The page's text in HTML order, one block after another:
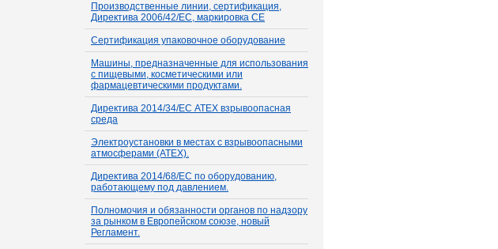
Производственные линии, сертификация,
Директива 2006/42/EC, маркировка CE
Сертификация упаковочное оборудование
Машины, предназначенные для использования
с пищевыми, косметическими или
фармацевтическими продуктами.
Директива 2014/34/ЕС ATEX взрывоопасная
среда
Электроустановки в местах с взрывоопасными
атмосферами (ATEX).
Директива 2014/68/ЕС по оборудованию,
работающему под давлением.
Полномочия и обязанности органов по надзору
за рынком в Европейском союзе, новый
Регламент.